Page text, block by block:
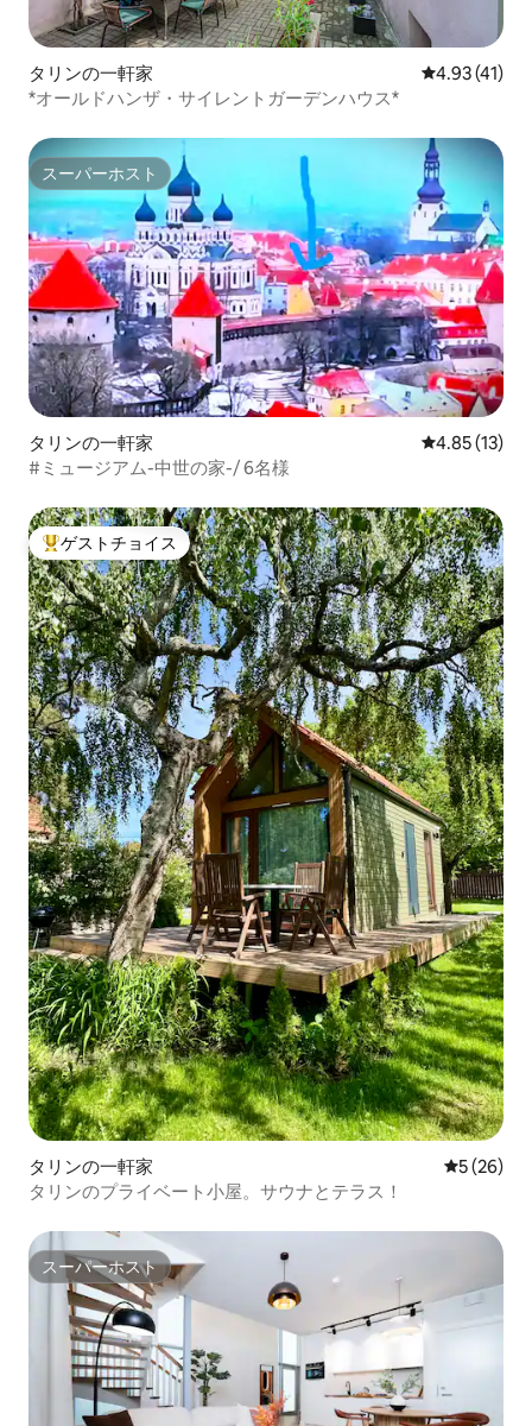
タリンの一軒家 レビュー41
4.93 (41)
*オールドハンザ・サイレントガーデンハウス*
スーパーホスト
スーパーホスト
タリンの一軒家 レビュー13
4.85 (13)
#ミュージアム-中世の家-/ 6名様
大好評のゲストチョイスです。
ゲストチョイス
タリンの一軒家 レビュー
5 (26)
タリンのプライベート小屋。サウナとテラス！
スーパーホスト
スーパーホスト